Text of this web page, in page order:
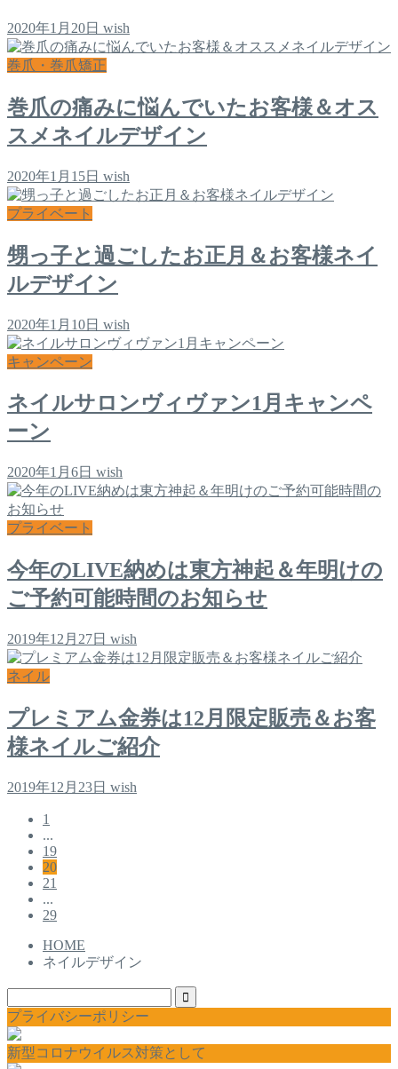
2020年1月20日 wish
巻爪・巻爪矯正
巻爪の痛みに悩んでいたお客様＆オス
スメネイルデザイン
2020年1月15日 wish
プライベート
甥っ子と過ごしたお正月＆お客様ネイ
ルデザイン
2020年1月10日 wish
キャンペーン
ネイルサロンヴィヴァン1月キャンペ
ーン
2020年1月6日 wish
プライベート
今年のLIVE納めは東方神起＆年明けの
ご予約可能時間のお知らせ
2019年12月27日 wish
ネイル
プレミアム金券は12月限定販売＆お客
様ネイルご紹介
2019年12月23日 wish
1
...
19
20
21
...
29
HOME
ネイルデザイン
プライバシーポリシー
新型コロナウイルス対策として